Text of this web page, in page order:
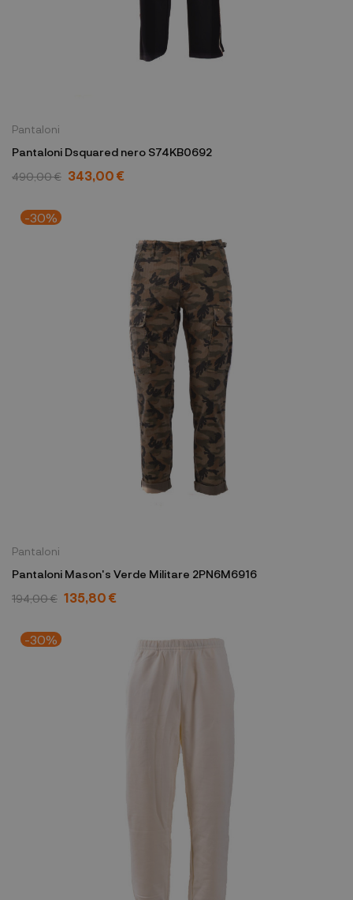
Pantaloni
Pantaloni Dsquared nero S74KB0692
490,00 € 343,00 €
-30%
Pantaloni
Pantaloni Mason's Verde Militare 2PN6M6916
194,00 € 135,80 €
-30%